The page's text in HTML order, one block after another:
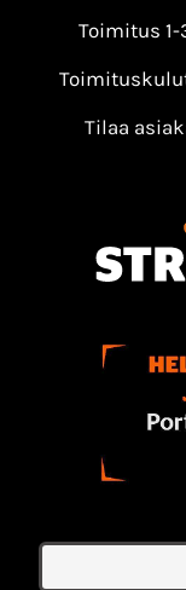
Toimitus 1-
Tilaa